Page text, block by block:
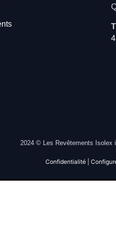
2024 © Les Revêtements Isolex
Confidentialité|